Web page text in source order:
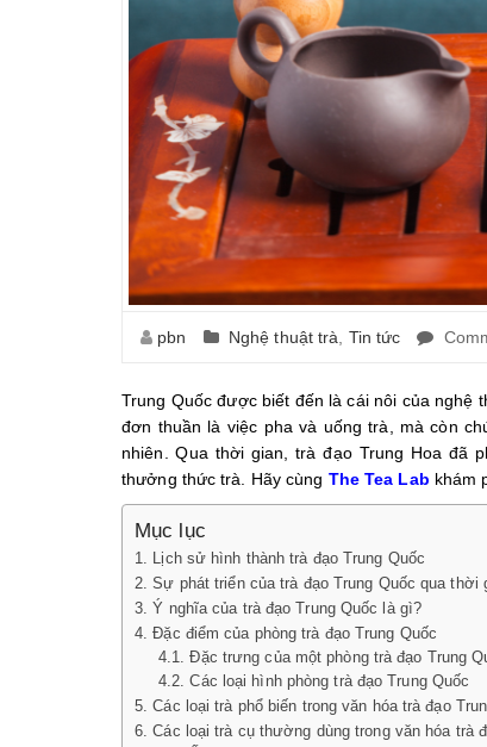
pbn Nghệ thuật trà Tin tức
Trung Quốc được biết đến là cái nôi của
đơn thuần là việc pha và uống trà, mà còn
nhiên. Qua thời gian, trà đạo Trung Hoa đã
thưởng thức trà. Hãy cùng The Tea Lab khám
Mục lục
Lịch sử hình thành trà đạo Trung Quốc
Sự phát triển của trà đạo Trung Quốc qua thời
Ý nghĩa của trà đạo Trung Quốc là gì?
Đặc điểm của phòng trà đạo Trung Quốc
Đặc trưng của một phòng trà đạo Trung
Các loại hình phòng trà đạo Trung Quốc
Các loại trà phổ biến trong văn hóa trà đạo
Các loại trà cụ thường dùng trong văn hóa trà